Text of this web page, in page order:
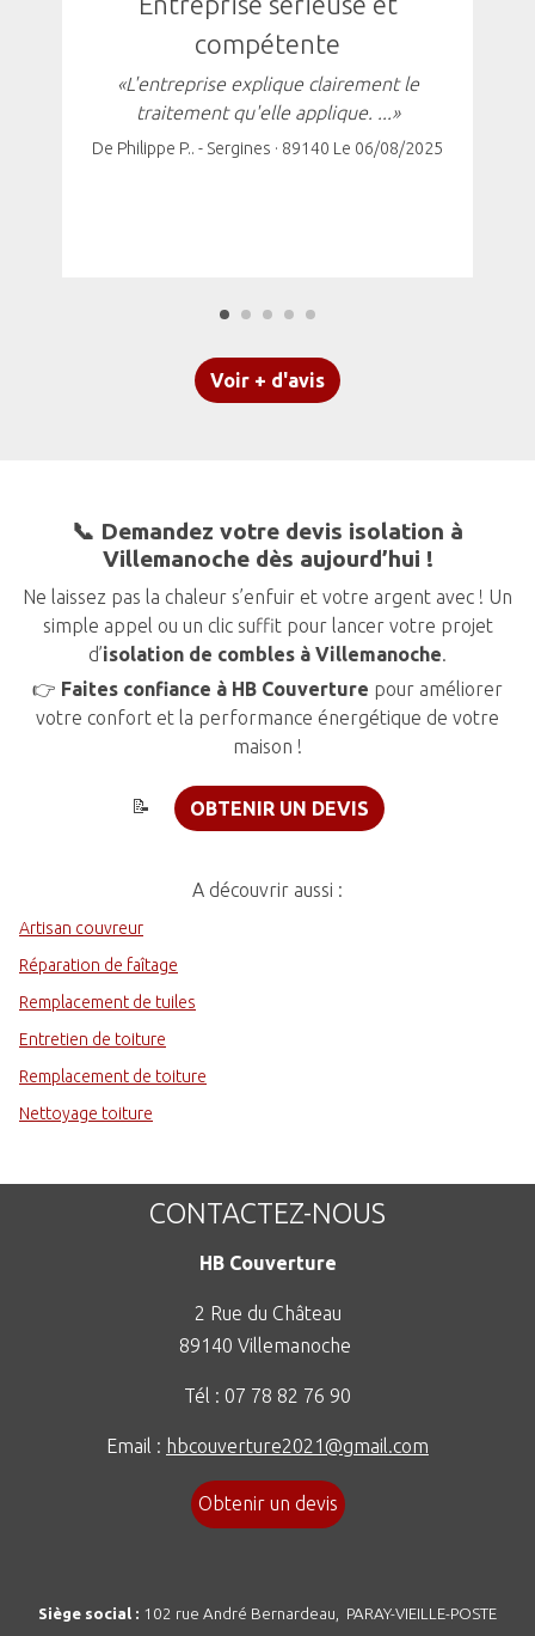
compétente
«L'entreprise explique clairement le
traitement qu'elle applique. ...»
De Philippe P.. - Sergines · 89140 Le 06/08/2025
Voir + d'avis
📞 Demandez votre devis isolation à
Villemanoche dès aujourd’hui !
Ne laissez pas la chaleur s’enfuir et votre argent avec ! Un
simple appel ou un clic suffit pour lancer votre projet
d’isolation de combles à Villemanoche.
👉 Faites confiance à HB Couverture pour améliorer
votre confort et la performance énergétique de votre
maison !
📝 OBTENIR UN DEVIS
A découvrir aussi :
Artisan couvreur
Réparation de faîtage
Remplacement de tuiles
Entretien de toiture
Remplacement de toiture
Nettoyage toiture
CONTACTEZ-NOUS
HB Couverture
2 Rue du Château
89140 Villemanoche
Tél : 07 78 82 76 90
Email : hbcouverture2021@gmail.com
Obtenir un devis
Siège social : 102 rue André Bernardeau, PARAY-VIEILLE-POSTE